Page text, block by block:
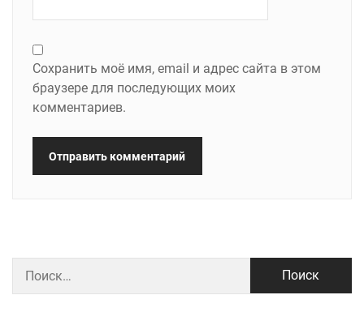
Сохранить моё имя, email и адрес сайта в этом
браузере для последующих моих
комментариев.